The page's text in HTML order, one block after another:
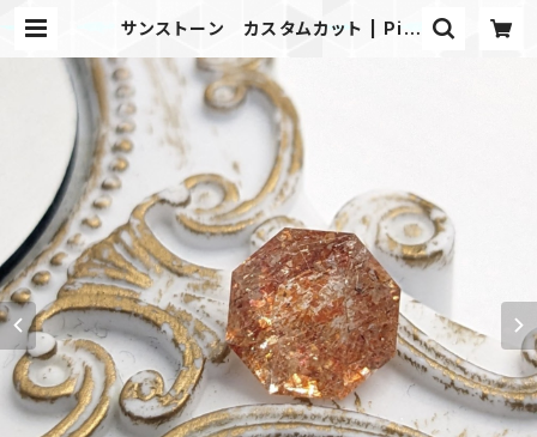
サンストーン カスタムカット | Pic